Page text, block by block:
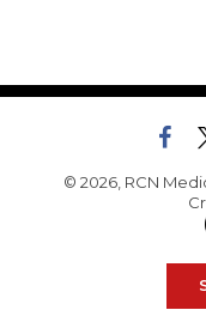
© 2026, RCN